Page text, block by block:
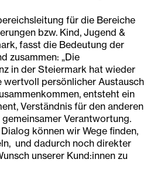
für die Bereiche
bzw. Kind, Jugend &
fasst die Bedeutung der
zusammen: „Die
in der Steiermark hat wieder
wertvoll persönlicher Austausch
entsteht ein
Verständnis für den anderen
gemeinsamer Verantwortung.
können wir Wege finden,
und dadurch noch direkter
unserer Kund:innen zu